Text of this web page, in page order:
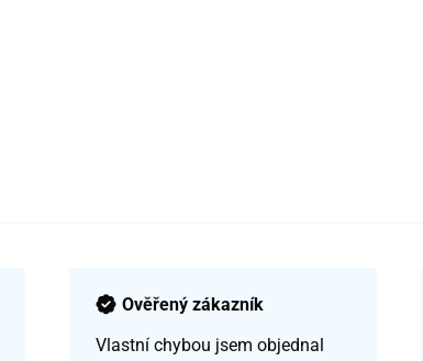
Ověřený zákazník
Vlastní chybou jsem objednal